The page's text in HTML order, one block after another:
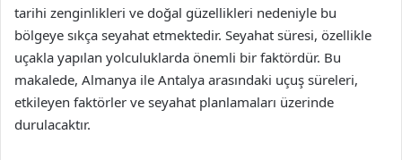
tarihi zenginlikleri ve doğal güzellikleri nedeniyle bu
bölgeye sıkça seyahat etmektedir. Seyahat süresi, özellikle
uçakla yapılan yolculuklarda önemli bir faktördür. Bu
makalede, Almanya ile Antalya arasındaki uçuş süreleri,
etkileyen faktörler ve seyahat planlamaları üzerinde
durulacaktır.